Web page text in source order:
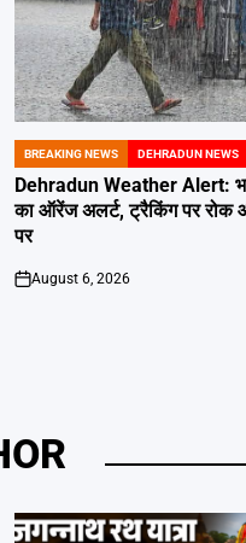
POSTED
IN
BREAKING NEWS DEHRADUN NEWS
Dehradun Weather Alert:
का ऑरेंज अलर्ट, ट्रैकिंग पर रोक
पर
on
August 6, 2026